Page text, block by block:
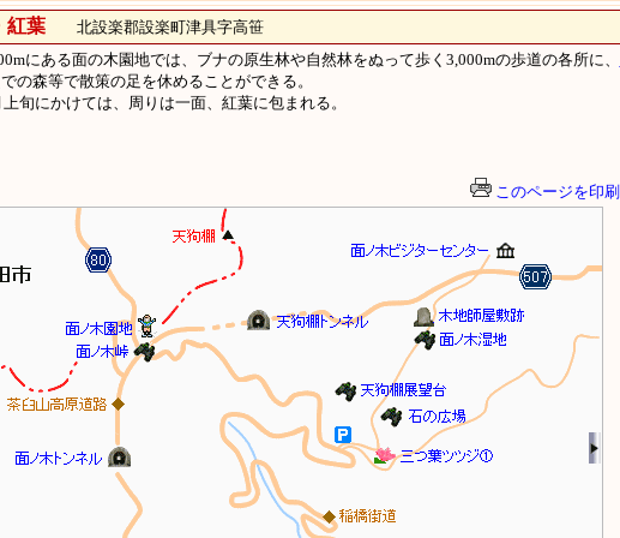
紅葉北設楽郡設楽町津具字高笹
にある面の木園地では、ブナの原生林や自然林をぬって歩く3,000mの歩道の各所に、
の森等で散策の足を休めることができる。
旬にかけては、周りは一面、紅葉に包まれる。
このページを印刷